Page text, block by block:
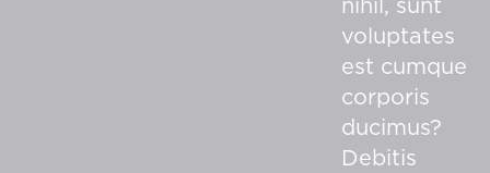
voluptates
est cumque
corporis
ducimus?
Debitis